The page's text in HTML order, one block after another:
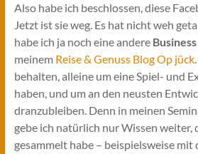
Also habe ich beschlossen, diese
Jetzt ist sie weg. Es hat nicht weh
habe ich ja noch eine andere
meinem Reise & Genuss Blog Op jück
behalten, alleine um eine Spiel- und
haben, und um an den neusten
dranzubleiben. Denn in meinen
gebe ich natürlich nur Wissen weiter,
gesammelt habe – beispielsweise mit